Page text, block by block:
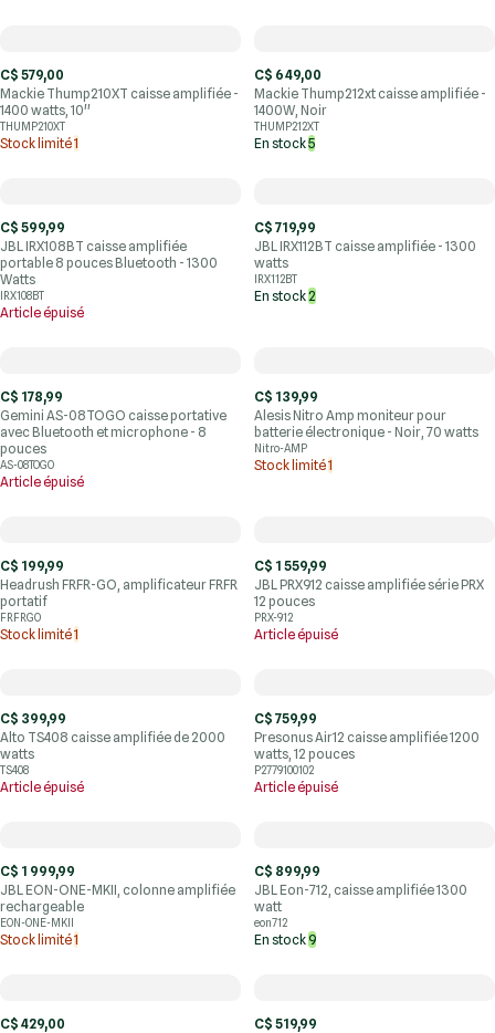
C$ 579,00
Mackie Thump210XT caisse amplifiée -
1400 watts, 10''
THUMP210XT
Stock limité1
C$ 649,00
Mackie Thump212xt caisse amplifiée -
1400W, Noir
THUMP212XT
En stock5
C$ 599,99
JBL IRX108BT caisse amplifiée
portable 8 pouces Bluetooth - 1300
Watts
IRX108BT
Article épuisé
C$ 719,99
JBL IRX112BT caisse amplifiée - 1300
watts
IRX112BT
En stock2
C$ 178,99
Gemini AS-08TOGO caisse portative
avec Bluetooth et microphone - 8
pouces
AS-08TOGO
Article épuisé
C$ 139,99
Alesis Nitro Amp moniteur pour
batterie électronique - Noir, 70 watts
Nitro-AMP
Stock limité1
C$ 199,99
Headrush FRFR-GO, amplificateur FRFR
portatif
FRFRGO
Stock limité1
C$ 1 559,99
JBL PRX912 caisse amplifiée série PRX
12 pouces
PRX-912
Article épuisé
C$ 399,99
Alto TS408 caisse amplifiée de 2000
watts
TS408
Article épuisé
C$ 759,99
Presonus Air12 caisse amplifiée 1200
watts, 12 pouces
P2779100102
Article épuisé
C$ 1 999,99
JBL EON-ONE-MKII, colonne amplifiée
rechargeable
EON-ONE-MKII
Stock limité1
C$ 899,99
JBL Eon-712, caisse amplifiée 1300
watt
eon712
En stock 9
C$ 429,00
C$ 519,99